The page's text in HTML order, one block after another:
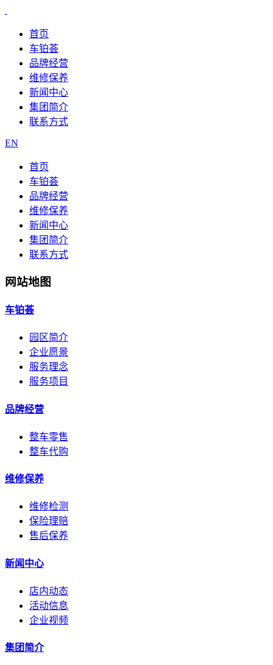
首页
车铂荟
品牌经营
维修保养
新闻中心
集团简介
联系方式
EN
首页
车铂荟
品牌经营
维修保养
新闻中心
集团简介
联系方式
网站地图
车铂荟
园区简介
企业愿景
服务理念
服务项目
品牌经营
整车零售
整车代购
维修保养
维修检测
保险理赔
售后保养
新闻中心
店内动态
活动信息
企业视频
集团简介